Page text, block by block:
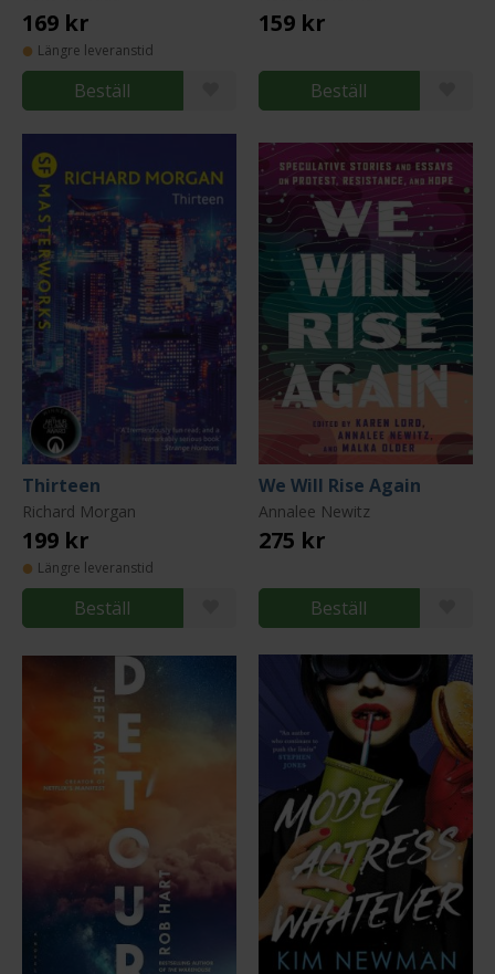
169 kr
Längre leveranstid
Beställ
159 kr
Beställ
Thirteen
Richard Morgan
199 kr
Längre leveranstid
Beställ
We Will Rise Again
Annalee Newitz
275 kr
Beställ